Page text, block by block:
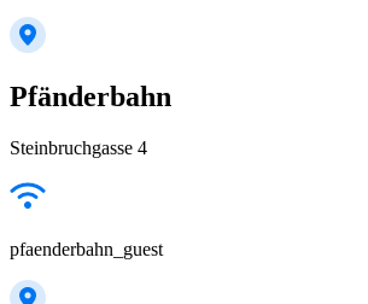
Pfänderbahn
Steinbruchgasse 4
pfaenderbahn_guest